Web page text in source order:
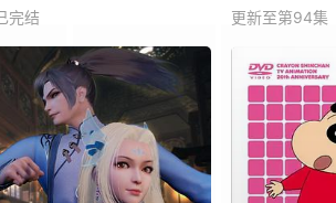
完结
更新至第94集